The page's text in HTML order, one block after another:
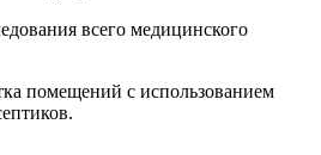
всего медицинского
помещений с использованием